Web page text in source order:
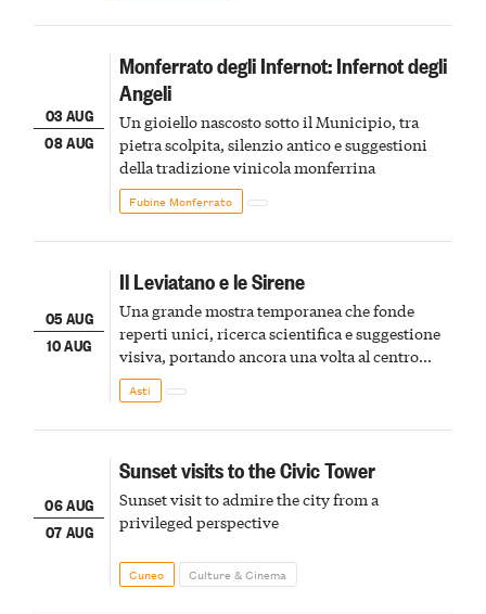
03 AUG
08 AUG
Monferrato degli Infernot: Infernot degli
Angeli
Un gioiello nascosto sotto il Municipio, tra
pietra scolpita, silenzio antico e suggestioni
della tradizione vinicola monferrina
Fubine Monferrato
05 AUG
10 AUG
Il Leviatano e le Sirene
Una grande mostra temporanea che fonde
reperti unici, ricerca scientifica e suggestione
visiva, portando ancora una volta al centro
della scena le meraviglie del passato astigiano
Asti
06 AUG
07 AUG
Sunset visits to the Civic Tower
Sunset visit to admire the city from a
privileged perspective
Cuneo Culture & Cinema